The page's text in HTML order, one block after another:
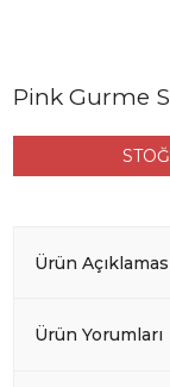
Pink Gurme
Ürün
Ürün Yorumları